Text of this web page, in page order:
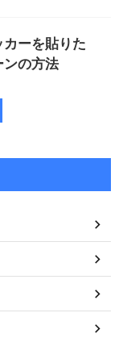
ーを貼りた
ンの方法